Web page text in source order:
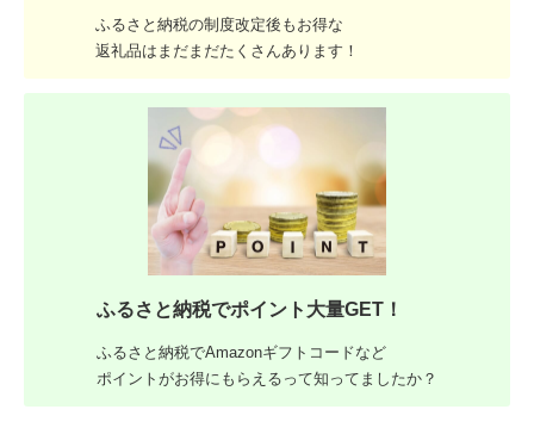
ふるさと納税の制度改定後もお得な
返礼品はまだまだたくさんあります！
ふるさと納税でポイント大量GET！
ふるさと納税でAmazonギフトコードなど
ポイントがお得にもらえるって知ってましたか？